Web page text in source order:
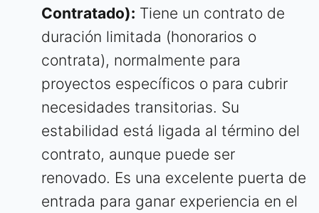
Contratado): Tiene un contrato de
duración limitada (honorarios o
contrata), normalmente para
proyectos específicos o para cubrir
necesidades transitorias. Su
estabilidad está ligada al término del
contrato, aunque puede ser
renovado. Es una excelente puerta de
entrada para ganar experiencia en el